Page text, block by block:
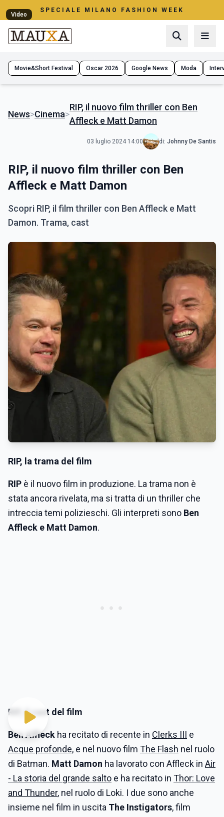
SPECIALE MILANO FASHION WEEK
Movie&Short Festival Oscar 2026 Google News Moda
News>Cinema>
RIP, il nuovo film thriller con Ben
Affleck e Matt Damon
03 luglio 2024 14:00 di: Johnny De Santis
RIP, il nuovo film thriller con Ben
Affleck e Matt Damon
Scopri RIP, il film thriller con Ben Affleck e Matt
Damon. Trama, cast
RIP, la trama del film
RIP è il nuovo film in produzione. La trama non è
stata ancora rivelata, ma si tratta di un thriller che
intreccia temi polizieschi. Gli interpreti sono Ben
Affleck e Matt Damon.
Video
RIP, il cast del film
Ben Affleck ha recitato di recente in Clerks III e
Acque profonde, e nel nuovo film The Flash nel ruolo
di Batman. Matt Damon ha lavorato con Affleck in Air
- La storia del grande salto e ha recitato in Thor: Love
and Thunder, nel ruolo di Loki. I due sono anche
insieme nel film in uscita The Instigators,film